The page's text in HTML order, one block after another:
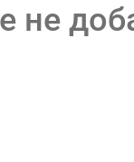
не